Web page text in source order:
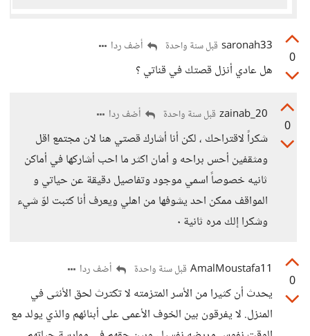
0
saronah33 قبل سنة واحدة أضف ردا
هل عادي أنزل قصتك في قناتي ؟
0
zainab_20 قبل سنة واحدة أضف ردا
شكراً لاقتراحك ، لكن أنا أشارك قصتي هنا لان مجتمع اقل
ومثقفين أحس براحه و أمان اكثر ما احب أشاركها في أماكن
ثانيه خصوصاً اسمي موجود وتفاصيل دقيقة عن حياتي و
المواقف ممكن احد يشوفها من اهلي ويعرف أنا كتبت لوّ شيء
وشكرا إلك مره ثانية ٠
0
AmalMoustafa11 قبل سنة واحدة أضف ردا
يحدث أن كثيرا من الأسر المتزمته لا تكترث لحق الأنثى في
المنزل. لا يفرقون بين الخوف الأعمى على أبنائهم والذي يولد مع